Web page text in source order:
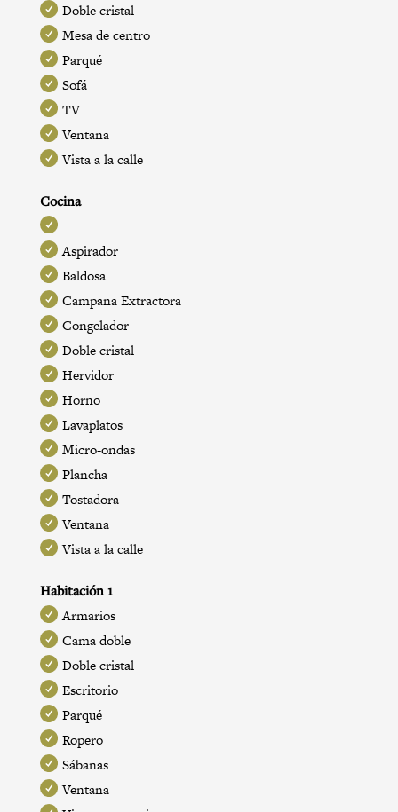
Doble cristal
Mesa de centro
Parqué
Sofá
TV
Ventana
Vista a la calle
Cocina
Aspirador
Baldosa
Campana Extractora
Congelador
Doble cristal
Hervidor
Horno
Lavaplatos
Micro-ondas
Plancha
Tostadora
Ventana
Vista a la calle
Habitación 1
Armarios
Cama doble
Doble cristal
Escritorio
Parqué
Ropero
Sábanas
Ventana